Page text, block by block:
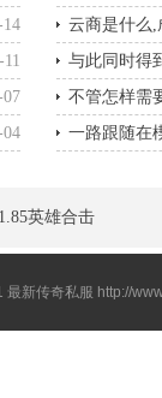
14
11
07
04
云商是什么,
与此同时得
不管怎样需
一路跟随在
1.85英雄合击
最新传奇私服 http://